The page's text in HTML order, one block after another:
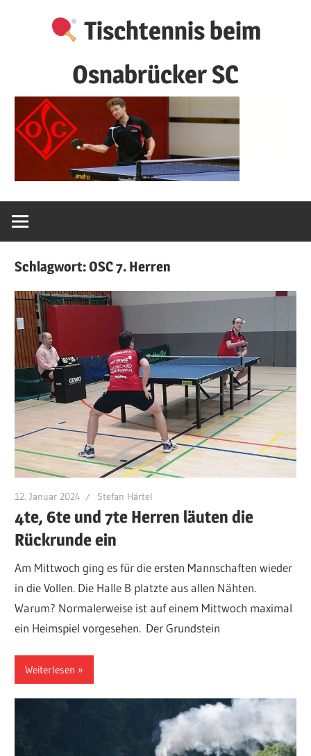
Tischtennis beim
Osnabrücker SC
Schlagwort:OSC 7. Herren
12. Januar 2024 Stefan Härtel
4te, 6te und 7te Herren läuten die
Rückrunde ein
Am Mittwoch ging es für die ersten Mannschaften wieder
in die Vollen. Die Halle B platzte aus allen Nähten.
Warum? Normalerweise ist auf einem Mittwoch maximal
ein Heimspiel vorgesehen. Der Grundstein
Weiterlesen